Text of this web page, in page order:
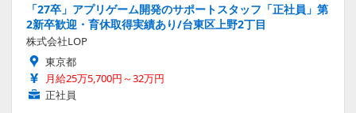
「27卒」アプリゲーム開発のサポートスタッフ「正社員」第
2新卒歓迎・育休取得実績あり/台東区上野2丁目
株式会社LOP
東京都
月給25万5,700円～32万円
正社員